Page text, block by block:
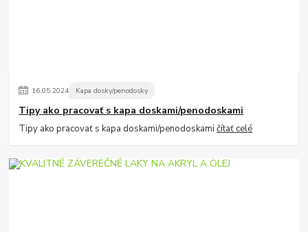
16.05.2024 Kapa dosky/penodosky
Tipy ako pracovať s kapa doskami/penodoskami
Tipy ako pracovať s kapa doskami/penodoskamičítať celé